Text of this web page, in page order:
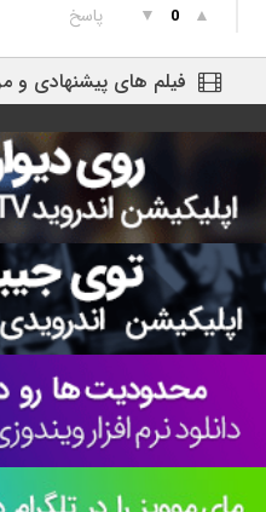
▲
0
▼ پاسخ
فیلم های پیشنهادی و